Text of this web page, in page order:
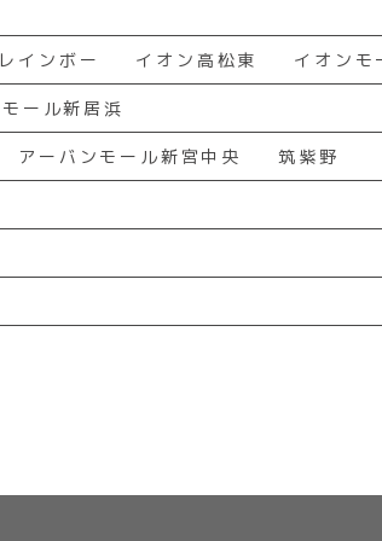
インボー イオン高松東 イオンモ
ール新居浜
アーバンモール新宮中央 筑紫野